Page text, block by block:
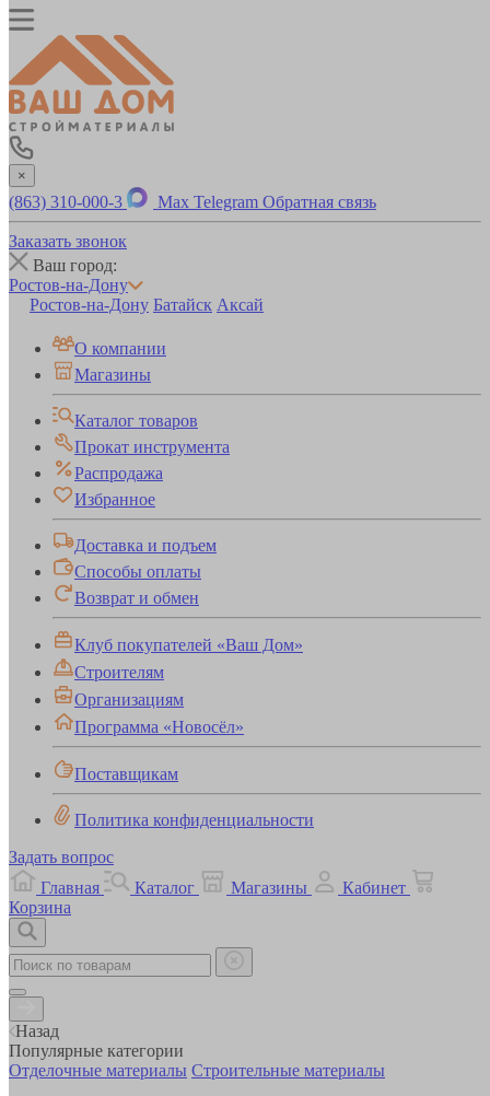
×
(863) 310-000-3 Max Telegram Обратная связь
Заказать звонок
Ваш город:
Ростов-на-Дону
Ростов-на-Дону Батайск Аксай
О компании
Магазины
Каталог товаров
Прокат инструмента
Распродажа
Избранное
Доставка и подъем
Способы оплаты
Возврат и обмен
Клуб покупателей «Ваш Дом»
Строителям
Организациям
Программа «Новосёл»
Поставщикам
Политика конфиденциальности
Задать вопрос
Главная
Каталог Магазины
Кабинет
Корзина
Назад
Популярные категории
Отделочные материалы Строительные материалы